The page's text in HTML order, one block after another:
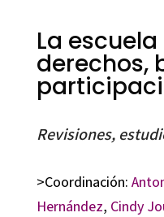
La
derechos,
Revisiones,
>Coordinación:
Hernández, Cindy